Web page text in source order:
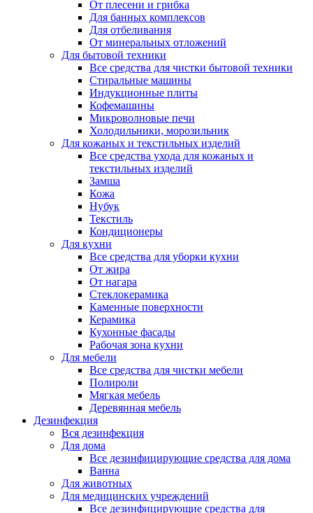
От плесени и грибка
Для банных комплексов
Для отбеливания
От минеральных отложений
Для бытовой техники
Все средства для чистки бытовой техники
Стиральные машины
Индукционные плиты
Кофемашины
Микроволновые печи
Холодильники, морозильник
Для кожаных и текстильных изделий
Все средства ухода для кожаных и
текстильных изделий
Замша
Кожа
Нубук
Текстиль
Кондиционеры
Для кухни
Все средства для уборки кухни
От жира
От нагара
Стеклокерамика
Каменные поверхности
Керамика
Кухонные фасады
Рабочая зона кухни
Для мебели
Все средства для чистки мебели
Полироли
Мягкая мебель
Деревянная мебель
Дезинфекция
Вся дезинфекция
Для дома
Все дезинфицирующие средства для дома
Ванна
Для животных
Для медицинских учреждений
Все дезинфицирующие средства для